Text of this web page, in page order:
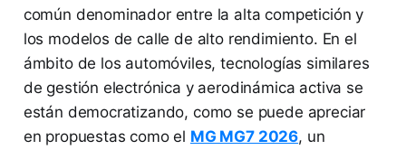
común denominador entre la alta competición y
los modelos de calle de alto rendimiento. En el
ámbito de los automóviles, tecnologías similares
de gestión electrónica y aerodinámica activa se
están democratizando, como se puede apreciar
en propuestas como el MG MG7 2026, un